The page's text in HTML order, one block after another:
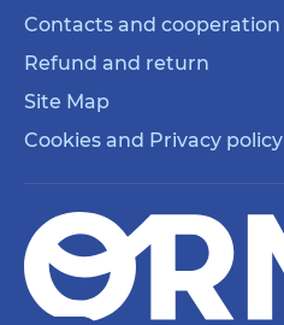
Contacts and cooperation
Refund and return
Site Map
Cookies and Privacy policy